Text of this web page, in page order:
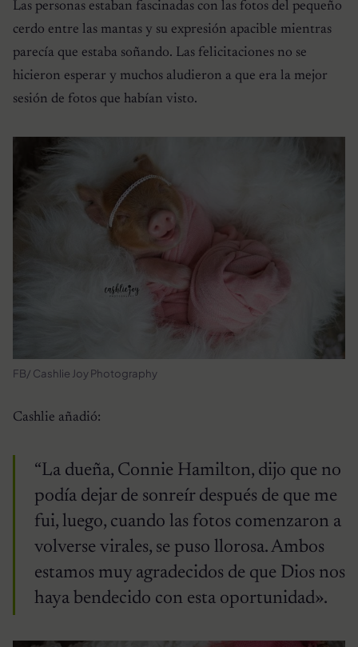
Las personas estaban fascinadas con las fotos del pequeño
cerdo entre las mantas y su expresión apacible mientras
parecía que estaba soñando. Las felicitaciones no se
hicieron esperar y muchos aludieron a que era la mejor
sesión de fotos que habían visto.
FB/ Cashlie Joy Photography
Cashlie añadió:
“La dueña, Connie Hamilton, dijo que no
podía dejar de sonreír después de que me
fui, luego, cuando las fotos comenzaron a
volverse virales, se puso llorosa. Ambos
estamos muy agradecidos de que Dios nos
haya bendecido con esta oportunidad».